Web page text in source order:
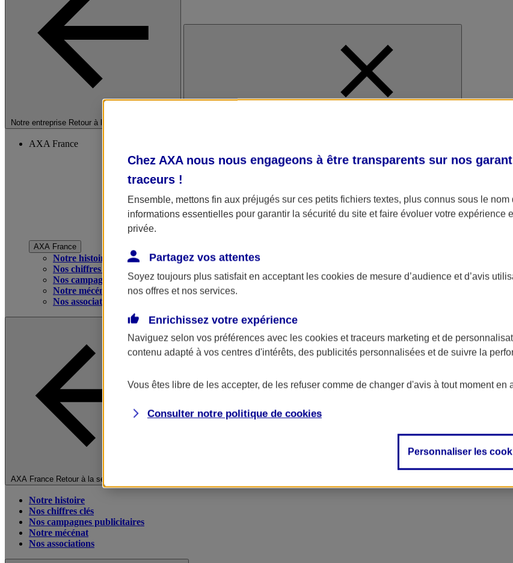
Notre entreprise Retour à la section précédente
AXA France
AXA France
Notre histoire
Nos chiffres clés
Nos campagnes publicitaires
Notre mécénat
Nos associations
AXA France Retour à la section précédente
Notre histoire
Nos chiffres clés
Nos campagnes publicitaires
Notre mécénat
Nos associations
Chez AXA nous nous engageons à être transparents sur nos
traceurs !
Ensemble, mettons fin aux préjugés sur ces petits fichiers textes, plus connus sous le nom
informations essentielles pour garantir la sécurité du site et faire évoluer votre expérience
privée.
Partagez vos attentes
Soyez toujours plus satisfait en acceptant les cookies de mesure d’audience et d’avis
nos offres et nos services.
Enrichissez votre expérience
Naviguez selon vos préférences avec les cookies et traceurs marketing et de
contenu adapté à vos centres d'intérêts, des publicités personnalisées et de suivre la
Vous êtes libre de les accepter, de les refuser comme de changer d'avis à tout moment en
Consulter notre politique de cookies
Personnaliser les